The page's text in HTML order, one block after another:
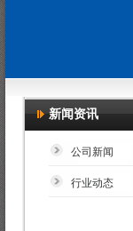
新闻资讯
公司新闻
行业动态